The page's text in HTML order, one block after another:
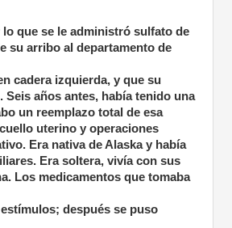
que se le administró sulfato de
su arribo al departamento de
cadera izquierda, y que su
años antes, había tenido una
un reemplazo total de esa
uterino y operaciones
Era nativa de Alaska y había
Era soltera, vivía con sus
Los medicamentos que tomaba
después se puso